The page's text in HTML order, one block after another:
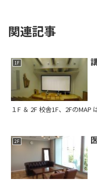
関連記事
1F
１F ＆ 2F 校舎1F、2FのMAP
2F